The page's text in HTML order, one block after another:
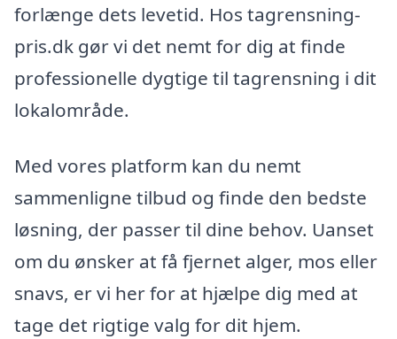
forlænge dets levetid. Hos tagrensning-
pris.dk gør vi det nemt for dig at finde
professionelle dygtige til tagrensning i dit
lokalområde.
Med vores platform kan du nemt
sammenligne tilbud og finde den bedste
løsning, der passer til dine behov. Uanset
om du ønsker at få fjernet alger, mos eller
snavs, er vi her for at hjælpe dig med at
tage det rigtige valg for dit hjem.